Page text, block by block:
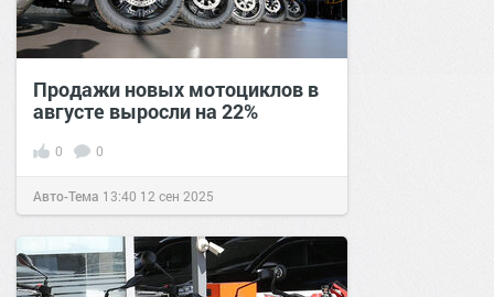
Продажи новых мотоциклов в
августе выросли на 22%
0 0
Авто-Тема 13:40 12 сен 2025